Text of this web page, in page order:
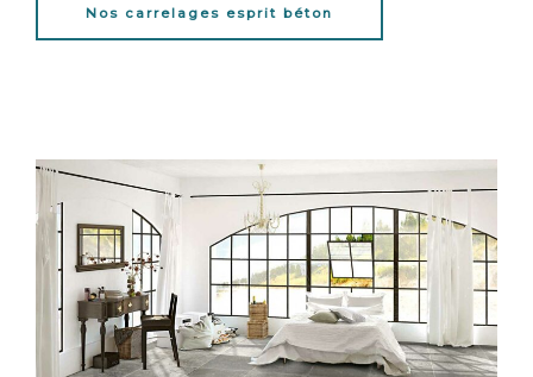
Nos carrelages esprit béton